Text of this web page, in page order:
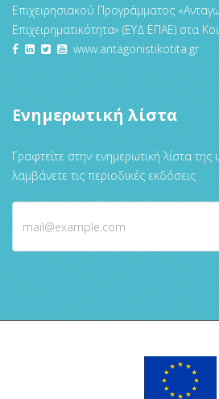
Επιχειρησιακού Προγράμματος
Επιχειρηματικότητα» (ΕΥΔ ΕΠΑΕ) στα
www.antagonistikotita.gr
Ενημερωτική λίστα
Γραφτείτε στην ενημερωτική λίστα της
λαμβάνετε τις περιοδικές εκδόσεις